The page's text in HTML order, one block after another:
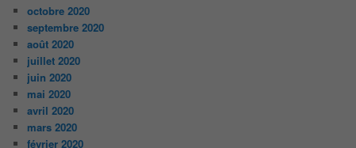
octobre 2020
septembre 2020
août 2020
juillet 2020
juin 2020
mai 2020
avril 2020
mars 2020
février 2020